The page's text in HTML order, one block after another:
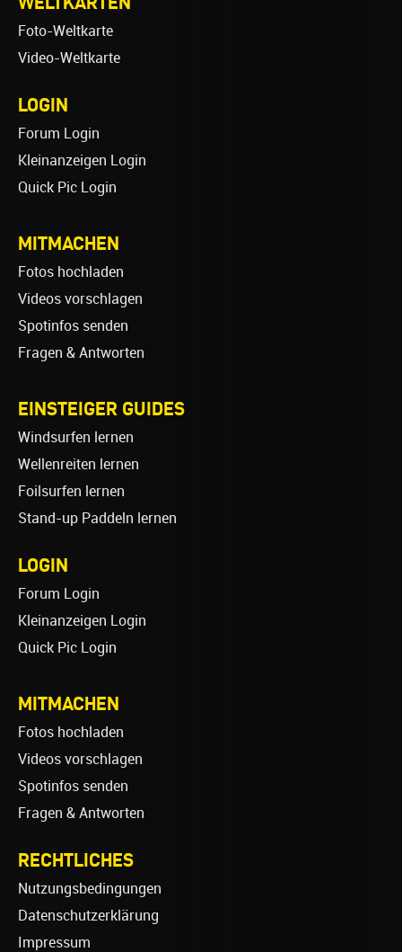
Foto-Weltkarte
Video-Weltkarte
LOGIN
Forum Login
Kleinanzeigen Login
Quick Pic Login
MITMACHEN
Fotos hochladen
Videos vorschlagen
Spotinfos senden
Fragen & Antworten
EINSTEIGER GUIDES
Windsurfen lernen
Wellenreiten lernen
Foilsurfen lernen
Stand-up Paddeln lernen
LOGIN
Forum Login
Kleinanzeigen Login
Quick Pic Login
MITMACHEN
Fotos hochladen
Videos vorschlagen
Spotinfos senden
Fragen & Antworten
RECHTLICHES
Nutzungsbedingungen
Datenschutzerklärung
Impressum